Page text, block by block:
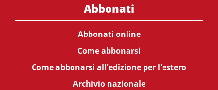
Abbonati
Abbonati online
Come abbonarsi
Come abbonarsi all'edizione per l'estero
Archivio nazionale